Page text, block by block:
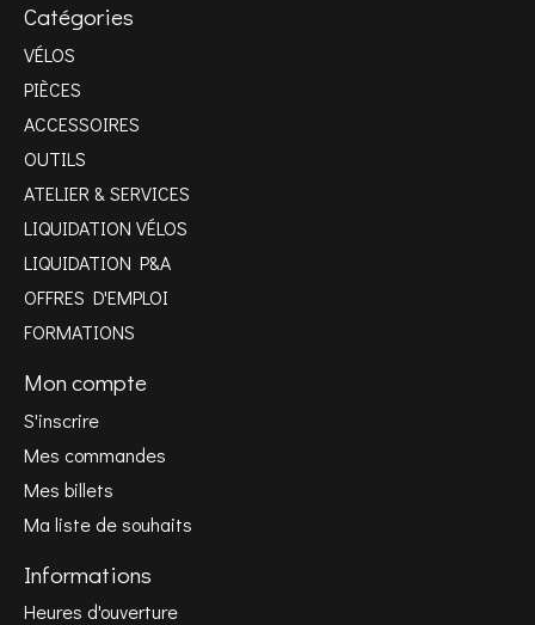
Catégories
VÉLOS
PIÈCES
ACCESSOIRES
OUTILS
ATELIER & SERVICES
LIQUIDATION VÉLOS
LIQUIDATION P&A
OFFRES D'EMPLOI
FORMATIONS
Mon compte
S'inscrire
Mes commandes
Mes billets
Ma liste de souhaits
Informations
Heures d'ouverture